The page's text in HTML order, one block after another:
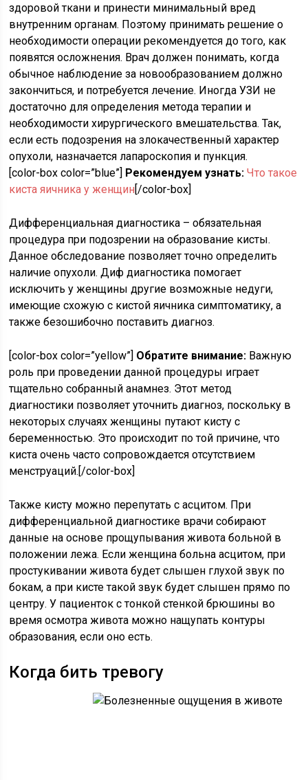
здоровой ткани и принести минимальный вред
внутренним органам. Поэтому принимать решение о
необходимости операции рекомендуется до того, как
появятся осложнения. Врач должен понимать, когда
обычное наблюдение за новообразованием должно
закончиться, и потребуется лечение. Иногда УЗИ не
достаточно для определения метода терапии и
необходимости хирургического вмешательства. Так,
если есть подозрения на злокачественный характер
опухоли, назначается лапароскопия и пункция.
[color-box color=”blue”] Рекомендуем узнать: Что такое
киста яичника у женщин [/color-box]
Дифференциальная диагностика – обязательная
процедура при подозрении на образование кисты.
Данное обследование позволяет точно определить
наличие опухоли. Диф диагностика помогает
исключить у женщины другие возможные недуги,
имеющие схожую с кистой яичника симптоматику, а
также безошибочно поставить диагноз.
[color-box color=”yellow”] Обратите внимание: Важную
роль при проведении данной процедуры играет
тщательно собранный анамнез. Этот метод
диагностики позволяет уточнить диагноз, поскольку в
некоторых случаях женщины путают кисту с
беременностью. Это происходит по той причине, что
киста очень часто сопровождается отсутствием
менструаций.[/color-box]
Также кисту можно перепутать с асцитом. При
дифференциальной диагностике врачи собирают
данные на основе прощупывания живота больной в
положении лежа. Если женщина больна асцитом, при
простукивании живота будет слышен глухой звук по
бокам, а при кисте такой звук будет слышен прямо по
центру. У пациенток с тонкой стенкой брюшины во
время осмотра живота можно нащупать контуры
образования, если оно есть.
Когда бить тревогу